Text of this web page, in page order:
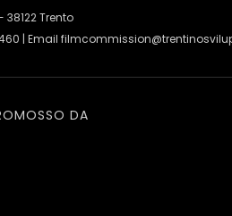
Trento
| Email
DA